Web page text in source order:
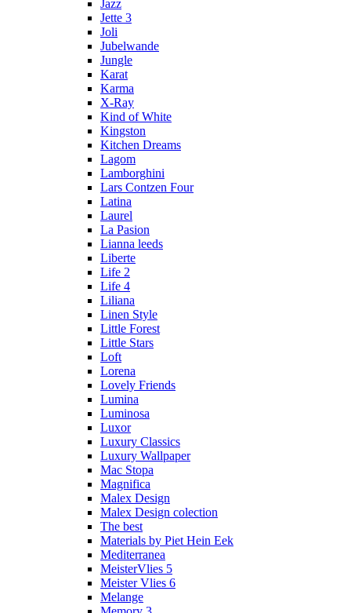
Jazz
Jette 3
Joli
Jubelwande
Jungle
Karat
Karma
Х-Ray
Kind of White
Kingston
Kitchen Dreams
Lagom
Lamborghini
Lars Contzen Four
Latina
Laurel
La Pasion
Lianna leeds
Liberte
Life 2
Life 4
Liliana
Linen Style
Little Forest
Little Stars
Loft
Lorena
Lovely Friends
Lumina
Luminosa
Luxor
Luxury Classics
Luxury Wallpaper
Mac Stopa
Magnifica
Malex Design
Malex Design colection
The best
Materials by Piet Hein Eek
Mediterranea
MeisterVlies 5
Meister Vlies 6
Melange